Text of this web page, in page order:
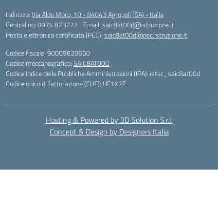
Indirizzo:Via Aldo Moro, 10 - 84043 Agropoli (SA) - Italia
Centralino:0974.823222 Email:saic8at00d@istruzione.it
Posta elettronica certificata (PEC):saic8at00d@pec.istruzione.it
Codice fiscale: 90009620650
Codice meccanografico:SAIC8AT00D
Codice Indice delle Pubbliche Amministrazioni (IPA): istsc_saic8at00d
Codice unico di fatturazione (CUF): UF1K7E
Hosting & Powered by 3D Solution S.r.l.
Concept & Design by Designers Italia